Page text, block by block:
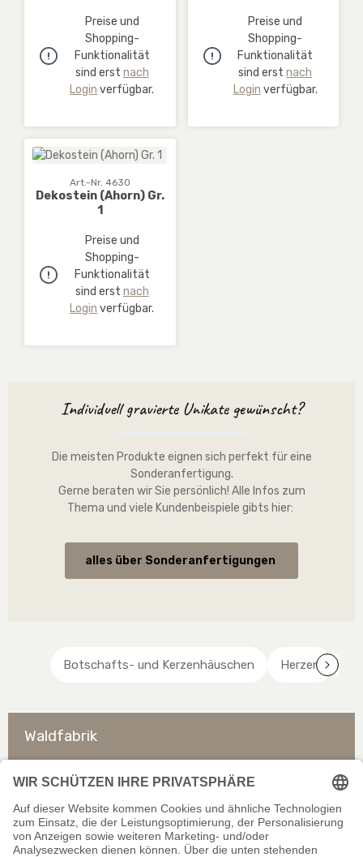
Preise und
Shopping-
Funktionalität
sind erst nach
Login verfügbar.
Preise und
Shopping-
Funktionalität
sind erstnach
Login verfügbar.
Art.-Nr. 4630
Dekostein (Ahorn) Gr.
1
Preise und
Shopping-
Funktionalität
sind erst nach
Login verfügbar.
Individuell gravierte Unikate gewünscht?
Die meisten Produkte eignen sich perfekt für eine
Sonderanfertigung.
Gerne beraten wir Sie persönlich! Alle Infos zum
Thema und viele Kundenbeispiele gibts hier:
alles über Sonderanfertigungen
Botschafts- und Kerzenhäuschen Herzen
Waldfabrik
So erreichen Sie uns
Rechtliches